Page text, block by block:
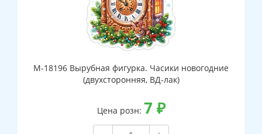
М-18196 Вырубная фигурка. Часики новогодние
(двухсторонняя, ВД-лак)
Цена розн: 7 ₽